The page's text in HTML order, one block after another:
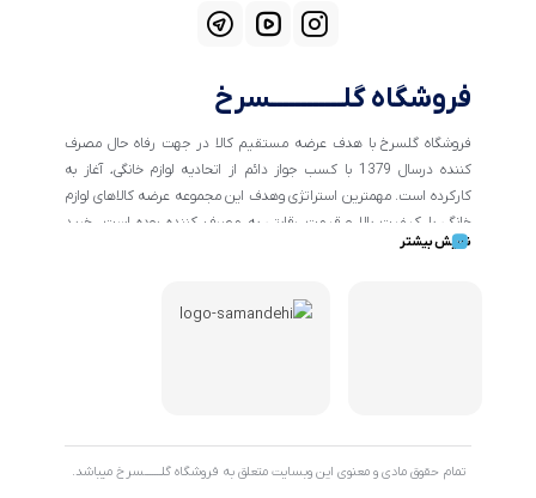
فروشگاه گلــــــــــــسرخ
فروشگاه گلسرخ با هدف عرضه مستقیم کالا در جهت رفاه حال مصرف
کننده درسال 1379 با کسب جواز دائم از اتحادیه لوازم خانگی، آغاز به
کارکرده است. مهمترین استراتژی وهدف این مجموعه عرضه کالاهای لوازم
خانگی با کیفیت بالا و قیمت رقابتی به مصرف کننده بوده است. خرید
کالاهای خانگی و تهیه جهیزیه دراین فروشگاه آسان ومطمئن صورت می
فروشگاه اینترنتی گلسرخ به خدمت رسانی گسترده تر و با شرایط بهتر
نمایش بیشتر
تمام حقوق مادی و معنوی این وبسایت متعلق به فروشگاه گلـــــــسرخ میباشد.